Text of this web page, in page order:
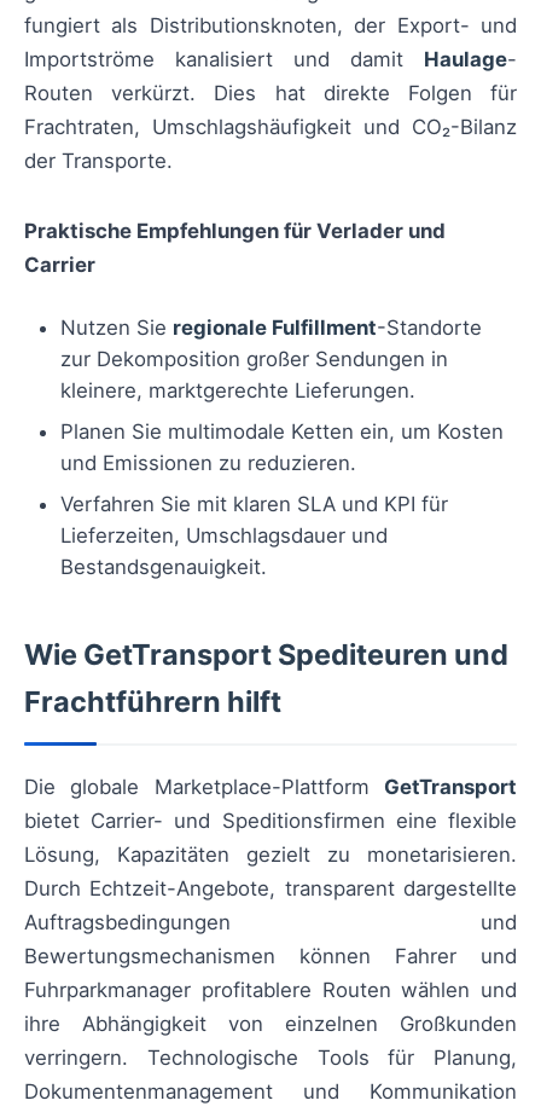
fungiert als Distributionsknoten, der Export- und
Importströme kanalisiert und damit Haulage-
Routen verkürzt. Dies hat direkte Folgen für
Frachtraten, Umschlagshäufigkeit und CO₂-Bilanz
der Transporte.
Praktische Empfehlungen für Verlader und
Carrier
Nutzen Sie regionale Fulfillment-Standorte
zur Dekomposition großer Sendungen in
kleinere, marktgerechte Lieferungen.
Planen Sie multimodale Ketten ein, um Kosten
und Emissionen zu reduzieren.
Verfahren Sie mit klaren SLA und KPI für
Lieferzeiten, Umschlagsdauer und
Bestandsgenauigkeit.
Wie GetTransport Spediteuren und
Frachtführern hilft
Die globale Marketplace-Plattform GetTransport
bietet Carrier- und Speditionsfirmen eine flexible
Lösung, Kapazitäten gezielt zu monetarisieren.
Durch Echtzeit-Angebote, transparent dargestellte
Auftragsbedingungen und
Bewertungsmechanismen können Fahrer und
Fuhrparkmanager profitablere Routen wählen und
ihre Abhängigkeit von einzelnen Großkunden
verringern. Technologische Tools für Planung,
Dokumentenmanagement und Kommunikation